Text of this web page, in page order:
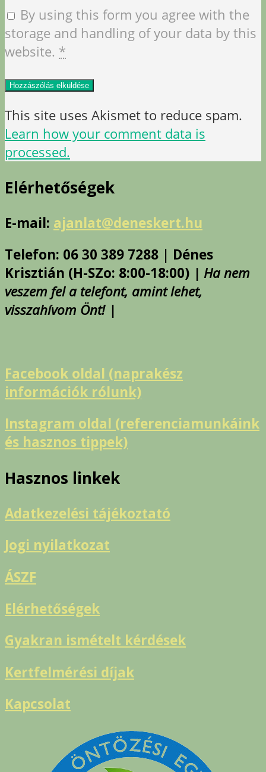
By using this form you agree with the
storage and handling of your data by this
website. *
This site uses Akismet to reduce spam.
Learn how your comment data is
processed.
Elérhetőségek
E-mail: ajanlat@deneskert.hu
Telefon: 06 30 389 7288 | Dénes
Krisztián (H-SZo: 8:00-18:00) | Ha nem
veszem fel a telefont, amint lehet,
visszahívom Önt! |
Facebook oldal (naprakész
információk rólunk)
Instagram oldal (referenciamunkáink
és hasznos tippek)
Hasznos linkek
Adatkezelési tájékoztató
Jogi nyilatkozat
ÁSZF
Elérhetőségek
Gyakran ismételt kérdések
Kertfelmérési díjak
Kapcsolat